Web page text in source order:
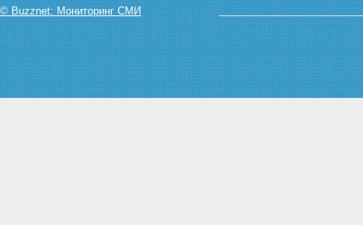
© Buzznet: Мониторинг СМИ